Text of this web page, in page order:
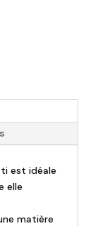
est idéale
elle
matière